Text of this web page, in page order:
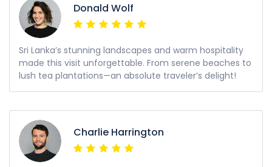
Donald Wolf
Sri Lanka’s stunning landscapes and warm hospitality
made this visit unforgettable. From serene beaches to
lush tea plantations—an absolute traveler’s delight!
Charlie Harrington